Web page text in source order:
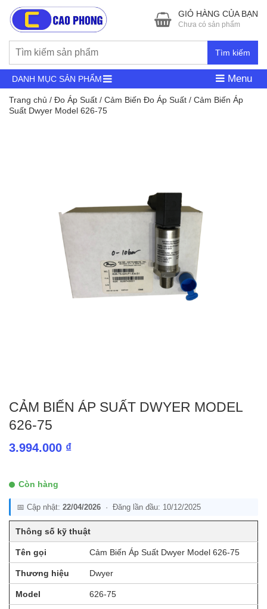
Tìm kiếm
GIỎ HÀNG CỦA BẠN
Chưa có sản phẩm
DANH MỤC SẢN PHẨM Menu
Trang chủ / Đo Áp Suất / Cảm Biến Đo Áp Suất / Cảm Biến Áp
Suất Dwyer Model 626-75
CẢM BIẾN ÁP SUẤT DWYER MODEL
626-75
3.994.000 ₫
Còn hàng
📅 Cập nhật: 22/04/2026 · Đăng lần đầu: 10/12/2025
Thông số kỹ thuật
Tên gọi Cảm Biến Áp Suất Dwyer Model 626-75
Thương hiệu Dwyer
Model 626-75